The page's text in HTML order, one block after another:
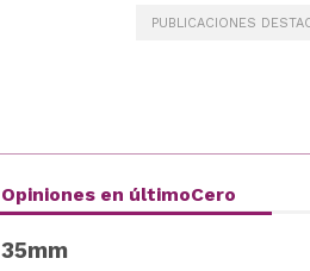
PUBLICACIONES
Opiniones en últimoCero
35mm